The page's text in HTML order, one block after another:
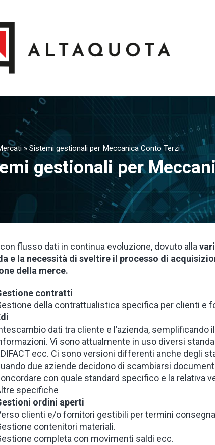
» Sistemi gestionali per Meccanica Conto Terzi
gestionali per
flusso dati in continua evoluzione, dovuto alla
e la necessità di sveltire il processo di
della merce.
contratti
della contrattualistica specifica per clienti e
dati tra cliente e l’azienda, semplificando
Vi sono attualmente in uso diversi
ecc. Ci sono versioni differenti anche degli
due aziende decidono di scambiarsi
con quale standard specifico e la relativa
specifiche
ordini aperti
clienti e/o fornitori gestibili per termini
contenitori materiali.
completa con movimenti saldi ecc.